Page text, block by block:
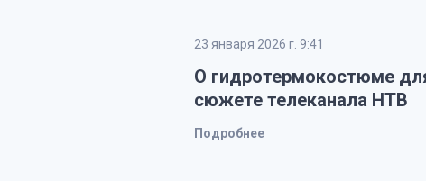
23 января 2026 г. 9:41
О гидротермокостюме
сюжете телеканала НТВ
Подробнее